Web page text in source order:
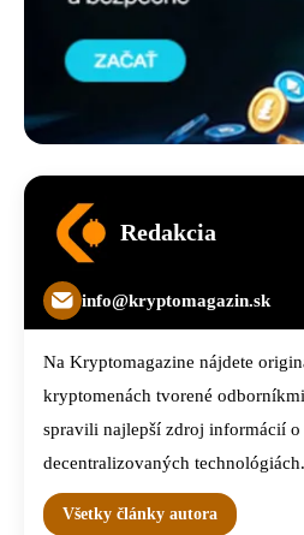
Redakcia
info@kryptomagazin.sk
Na Kryptomagazine nájdete
kryptomenách tvorené
spravili najlepší zdroj informácií o
decentralizovaných technológiách.
Všetky články autora